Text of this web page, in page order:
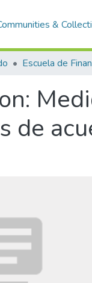
&
de